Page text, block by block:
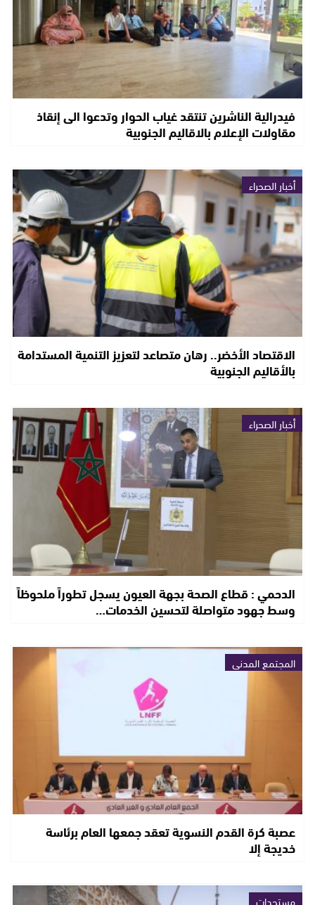
فيدرالية الناشرين تنتقد غياب الحوار وتدعوا الى إنقاذ
مقاولات الإعلام بالاقاليم الجنوبية
أخبار الصحراء
الاقتصاد الأخضر.. رهان متصاعد لتعزيز التنمية المستدامة
بالأقاليم الجنوبية
أخبار الصحراء
الدحمي : قطاع الصحة بجهة العيون يسجل تطوراً ملحوظاً
وسط جهود متواصلة لتحسين الخدمات…
المجتمع المدني
عصبة كرة القدم النسوية تعقد جمعها العام برئاسة
خديجة إلا
مستجدات